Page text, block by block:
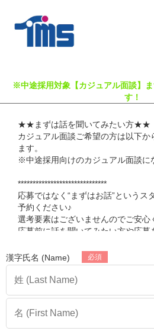
※中途採用対象【カジュアル面談】
す！
★★まずは話を聞いてみたい方★★
カジュアル面談ご希望の方は以下か
ます。
※中途採用向けのカジュアル面談に
******************************
応募ではなく“まずはお話”というス
予約ください♪
選考要素はございませんのでご安心
応募前に話を聞いてみたい方や応募
******************************
■カジュアル面談とは？
今の職場との違いについて、条件
漢字氏名 (Name)